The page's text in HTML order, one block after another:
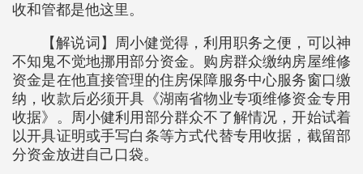
收和管都是他这里。
【解说词】周小健觉得，利用职务之便，可以神
不知鬼不觉地挪用部分资金。购房群众缴纳房屋维修
资金是在他直接管理的住房保障服务中心服务窗口缴
纳，收款后必须开具《湖南省物业专项维修资金专用
收据》。周小健利用部分群众不了解情况，开始试着
以开具证明或手写白条等方式代替专用收据，截留部
分资金放进自己口袋。